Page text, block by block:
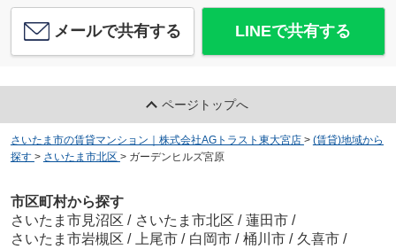
メールで共有する LINEで共有する
ページトップへ
さいたま市の賃貸マンション｜株式会社AGトラスト東大宮店 > (賃貸)地域から
探す > さいたま市北区 > ガーデンヒルズ宮原
市区町村から探す
さいたま市見沼区 / さいたま市北区 / 蓮田市 /
さいたま市岩槻区 / 上尾市 / 白岡市 / 桶川市 / 久喜市 /